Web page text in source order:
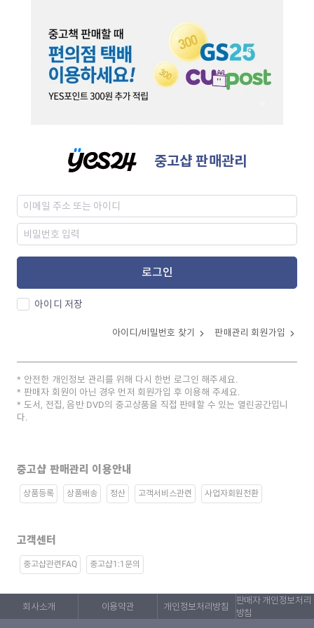
중고샵 판매관리
로그인
아이디 저장
아이디/비밀번호 찾기 판매관리 회원가입
안전한 개인정보 관리를 위해 다시 한번 로그인 해주세요.
판매자 회원이 아닌 경우 먼저 회원가입 후 이용해 주세요.
도서, 전집, 음반 DVD의 중고상품을 직접 판매할 수 있는 열린공간입니
다.
중고샵 판매관리 이용안내
상품등록 상품배송 정산 고객서비스관련 사업자회원전환
고객센터
중고샵관련FAQ 중고샵1:1문의
회사소개 이용약관 개인정보처리방침
판매자 개인정보처리
방침